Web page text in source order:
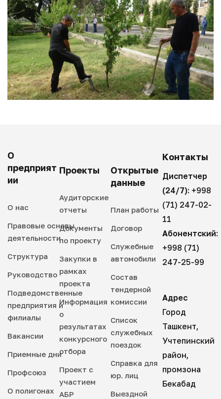
О
предприят
ии
О нас
Правовые основы
деятельности
Структура
Руководство
Подведомственные
предприятия и
филиалы
Вакансии
Приемные дни
Профсоюз
О полигонах
Проекты
Аудиторские
отчеты
Документы
по проекту
Закупки в
рамках
проекта
Информация
о
результатах
конкурсного
отбора
Проект с
участием
АБР
Открытые
данные
План работы
Договор
Служебные
автомобили
Состав
тендерной
комиссии
Список
служебных
поездок
Справка для
юр. лиц
Выездной
Контакты
Диспетчер
(24/7): +998
(71) 247-02-
11
Абонентский:
+998 (71)
247-25-99
Адрес
Город
Ташкент,
Учтепинский
район,
промзона
Бекабад